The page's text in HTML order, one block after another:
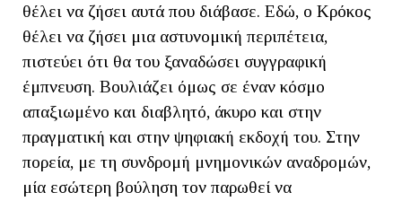
θέλει να ζήσει αυτά που διάβασε. Εδώ, ο Κρόκος
θέλει να ζήσει μια αστυνομική περιπέτεια,
πιστεύει ότι θα του ξαναδώσει συγγραφική
έμπνευση. Βουλιάζει όμως σε έναν κόσμο
απαξιωμένο και διαβλητό, άκυρο και στην
πραγματική και στην ψηφιακή εκδοχή του. Στην
πορεία, με τη συνδρομή μνημονικών αναδρομών,
μία εσώτερη βούληση τον παρωθεί να